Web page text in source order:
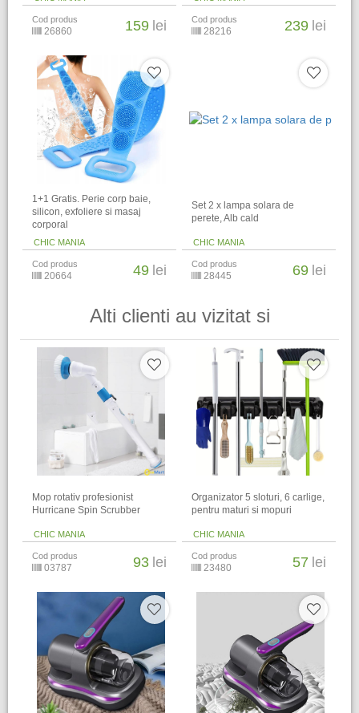
Cod produs
26860 159 lei Cod produs
28216 239 lei
1+1 Gratis. Perie corp baie,
silicon, exfoliere si masaj
corporal
CHIC MANIA
Cod produs
20664 49 lei
Set 2 x lampa solara de
perete, Alb cald
CHIC MANIA
Cod produs
28445 69 lei
Alti clienti au vizitat si
Mop rotativ profesionist
Hurricane Spin Scrubber
CHIC MANIA
Cod produs
03787 93 lei
Organizator 5 sloturi, 6 carlige,
pentru maturi si mopuri
CHIC MANIA
Cod produs
23480 57 lei